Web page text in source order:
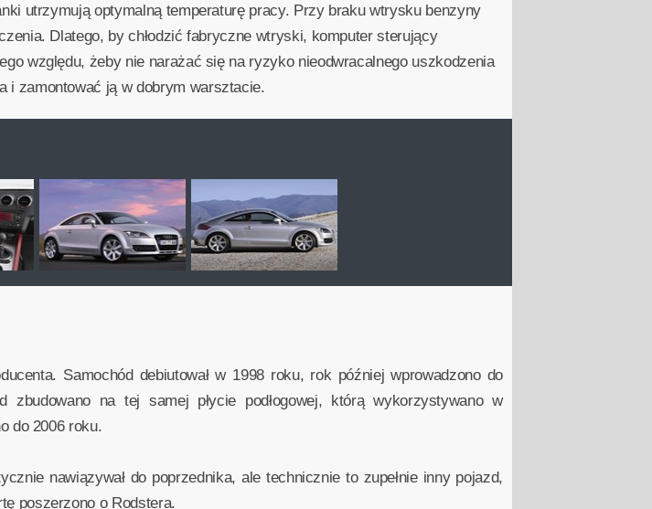
utrzymują optymalną temperaturę pracy. Przy braku wtrysku benzyny
Dlatego, by chłodzić fabryczne wtryski, komputer sterujący
względu, żeby nie narażać się na ryzyko nieodwracalnego uszkodzenia
i zamontować ją w dobrym warsztacie.
Samochód debiutował w 1998 roku, rok później wprowadzono do
na tej samej płycie podłogowej, którą wykorzystywano w
do 2006 roku.
nawiązywał do poprzednika, ale technicznie to zupełnie inny pojazd,
poszerzono o Rodstera.